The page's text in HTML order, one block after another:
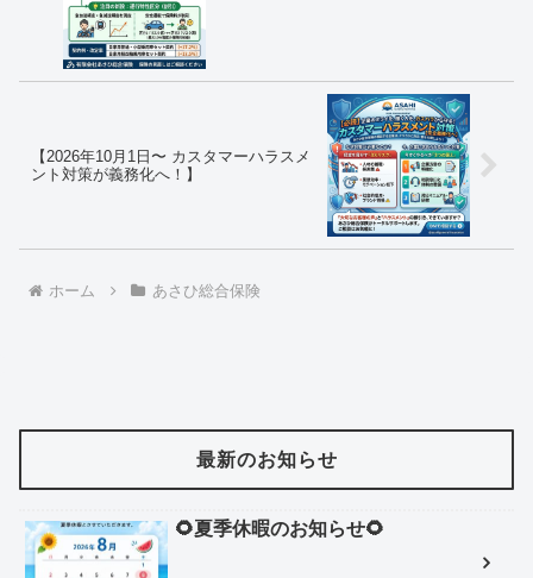
【2026年10月1日〜 カスタマーハラスメ
ント対策が義務化へ！】
ホーム あさひ総合保険
最新のお知らせ
🌻夏季休暇のお知らせ🌻